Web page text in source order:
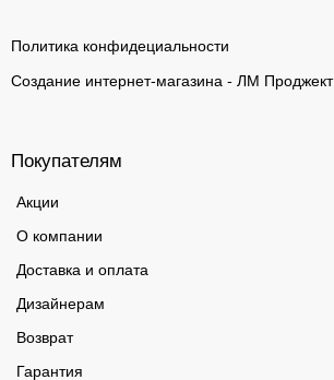
Политика конфидециальности
Создание интернет-магазина - ЛМ Проджект
Покупателям
Акции
О компании
Доставка и оплата
Дизайнерам
Возврат
Гарантия